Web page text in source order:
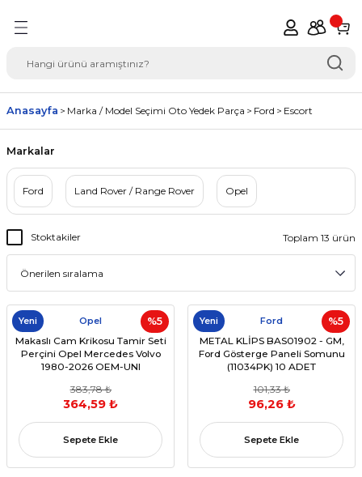
Seçimi Oto Yedek
Anasayfa Marka / Model Seçimi Oto Yedek Parça Ford Escort
Markalar
Ford Land Rover / Range Rover Opel
Stoktakiler Toplam 13 ürün
%5
Yeni Opel
Makaslı Cam Krikosu Tamir Seti
Perçini Opel Mercedes Volvo
1980-2026 OEM-UNI
383,78 ₺
364,59 ₺
Sepete Ekle
%5
Yeni Ford
METAL KLİPS BAS01902 - GM,
Ford Gösterge Paneli Somunu
(11034PK) 10 ADET
101,33 ₺
96,26 ₺
Sepete Ekle